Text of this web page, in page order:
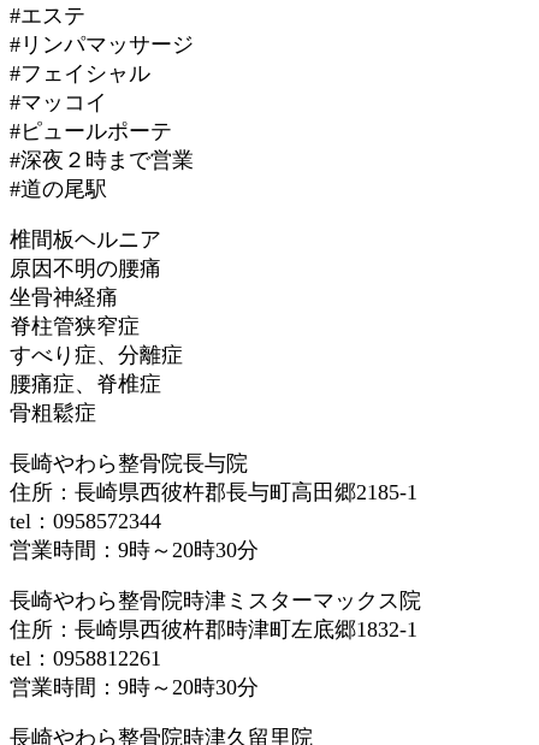
#エステ
#リンパマッサージ
#フェイシャル
#マッコイ
#ピュールポーテ
#深夜２時まで営業
#道の尾駅
椎間板ヘルニア
原因不明の腰痛
坐骨神経痛
脊柱管狭窄症
すべり症、分離症
腰痛症、脊椎症
骨粗鬆症
長崎やわら整骨院長与院
住所：長崎県西彼杵郡長与町高田郷2185-1
tel：0958572344
営業時間：9時～20時30分
長崎やわら整骨院時津ミスターマックス院
住所：長崎県西彼杵郡時津町左底郷1832-1
tel：0958812261
営業時間：9時～20時30分
長崎やわら整骨院時津久留里院